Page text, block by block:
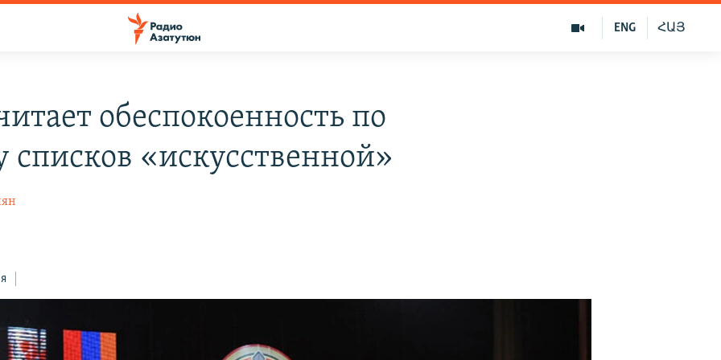
ՀԱՅ
ENG
обеспокоенность по
списков «искусственной»